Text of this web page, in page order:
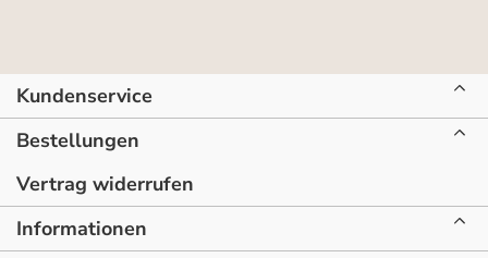
Kundenservice
Bestellungen
Vertrag widerrufen
Informationen